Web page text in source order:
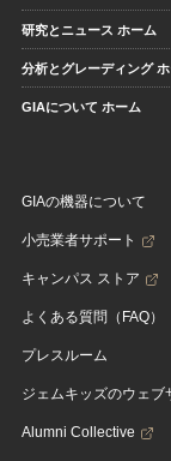
研究とニュース ホーム
分析とグレーディング
GIAについて ホーム
GIAの機器について
小売業者サポート
キャンパス ストア
よくある質問（FAQ）
プレスルーム
ジェムキッズのウェブ
Alumni Collective